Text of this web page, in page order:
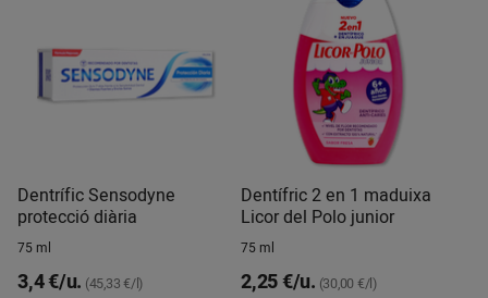
Dentrífic Sensodyne
protecció diària
75 ml
3,4 €/u. (45,33 €/l)
Dentífric 2 en 1 maduixa
Licor del Polo junior
75 ml
2,25 €/u. (30,00 €/l)